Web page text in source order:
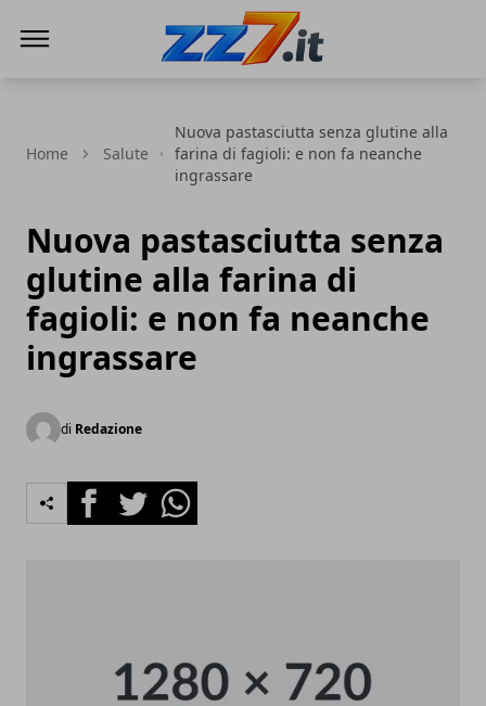
Home Salute
Nuova pastasciutta senza glutine alla
farina di fagioli: e non fa neanche
ingrassare
Nuova pastasciutta senza
glutine alla farina di
fagioli: e non fa neanche
ingrassare
di Redazione
FacebookTwitterWhatsapp